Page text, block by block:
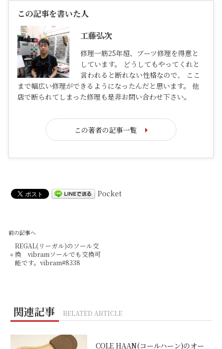
この記事を書いた人
工藤弘次
修理一筋25年超、ブーツ修理を得意と
しています。 どうしてもやってくれと
言われると断れない性格なので、 ここ
まで幅広い修理ができるようになったんだと思います。 他
店で断られてしまった修理も是非お問い合わせ下さい。
この著者の記事一覧
Pocket
前の記事へ
«
REGAL(リーガル)のソール交
換 vibramソールでも交換可
能です。vibram#8338
関連記事 RELATED ARTICLE
COLE HAAN(コールハーン)のオー